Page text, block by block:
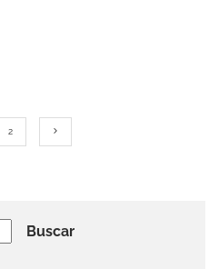
2
Buscar